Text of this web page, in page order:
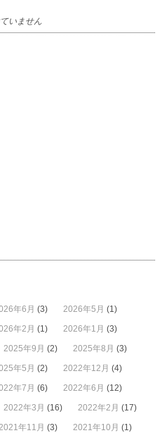
いません
年6月 (3) 2026年5月 (1)
年2月 (1) 2026年1月 (3)
2025年9月 (2) 2025年8月 (3)
年5月 (2) 2022年12月 (4)
年7月 (6) 2022年6月 (12)
2022年3月 (16) 2022年2月 (17)
年11月 (3) 2021年10月 (1)